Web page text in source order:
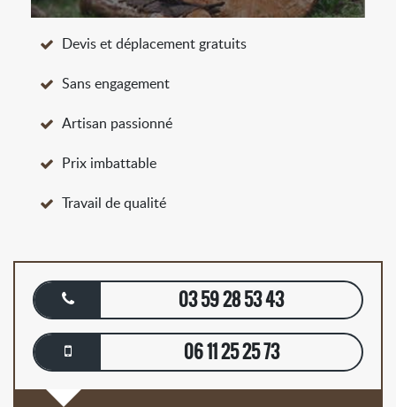
Devis et déplacement gratuits
Sans engagement
Artisan passionné
Prix imbattable
Travail de qualité
03 59 28 53 43
06 11 25 25 73